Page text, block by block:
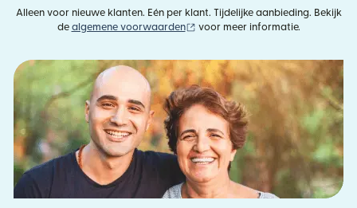
Alleen voor nieuwe klanten. Eén per klant. Tijdelijke aanbieding. Bekijk
de algemene voorwaarden (wordt geopend in een nieuw
voor meer informatie.